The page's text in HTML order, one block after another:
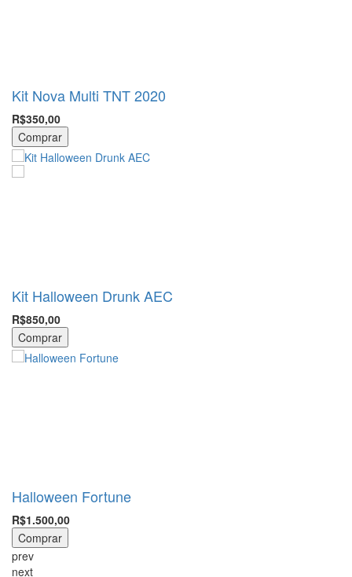
Kit Nova Multi TNT 2020
R$350,00
Comprar
Kit Halloween Drunk AEC
R$850,00
Comprar
Halloween Fortune
R$1.500,00
Comprar
prev
next